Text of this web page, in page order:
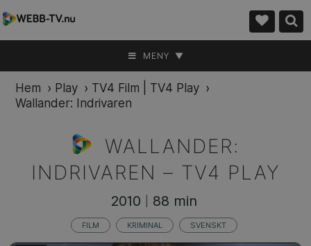
MENY ▼
Hem › Play › TV4 Film | TV4 Play ›
Wallander: Indrivaren
WALLANDER:
INDRIVAREN – TV4 PLAY
2010 88 min
FILM KRIMINAL SVENSKT